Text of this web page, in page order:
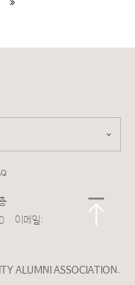
이메일:
ALUMNI ASSOCIATION.